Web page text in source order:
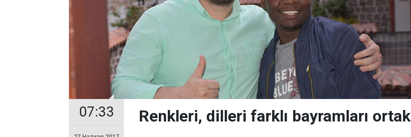
07:33 Renkleri, dilleri farklı bayramları ortak